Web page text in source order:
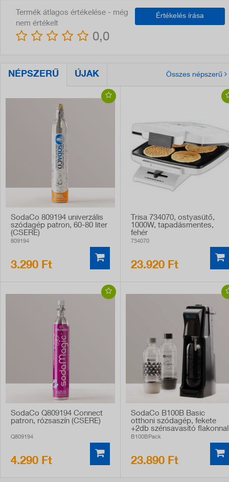
Értékelés írása
Termék átlagos értékelése - még
nem értékelt
0,0
NÉPSZERŰ ÚJAK Összes népszerű
SodaCo 809194 univerzális
szódagép patron, 60-80 liter
(CSERE)
809194
3.290 Ft
Trisa 734070, ostyasütő,
1000W, tapadásmentes,
fehér
734070
23.920 Ft
SodaCo Q809194 Connect
patron, rózsaszín (CSERE)
Q809194
4.290 Ft
SodaCo B100B Basic
otthoni szódagép, fekete
+2db szénsavasító flakonnal
B100BPack
23.890 Ft